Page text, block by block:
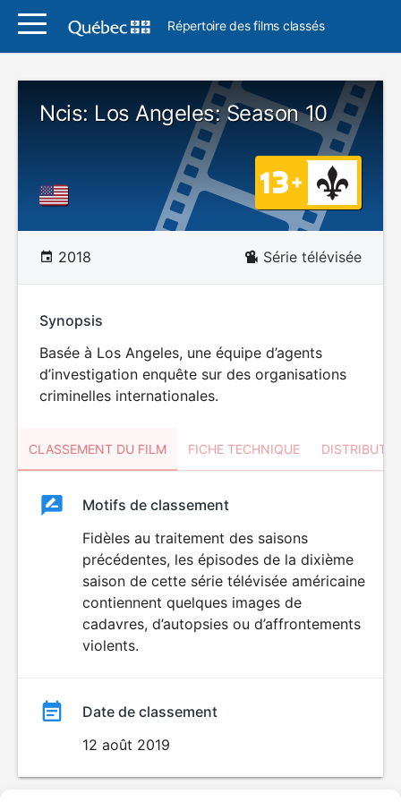
Répertoire des films classés
Ncis: Los Angeles: Season 10
2018 Série télévisée
Synopsis
Basée à Los Angeles, une équipe d’agents
d’investigation enquête sur des organisations
criminelles internationales.
CLASSEMENT DU FILM FICHE TECHNIQUE
ClassementClassement
Motifs de classement
Fidèles au traitement des saisons
précédentes, les épisodes de la dixième
saison de cette série télévisée américaine
contiennent quelques images de
cadavres, d’autopsies ou d’affrontements
violents.
Date de classement
12 août 2019